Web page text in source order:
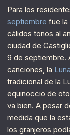
Para los
septiembre fue la
cálidos tonos al
ciudad de
9 de septiembre.
canciones, la
tradicional de la
equinoccio de
va bien. A pesar
medida que la
los granjeros